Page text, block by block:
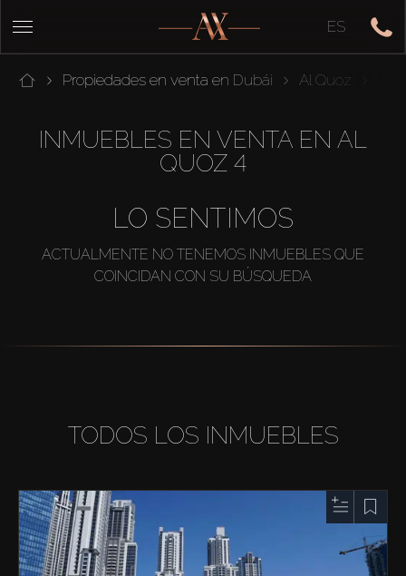
ES
Propiedades en venta en Dubái Al Quoz
INMUEBLES EN VENTA EN AL
QUOZ 4
LO SENTIMOS
ACTUALMENTE NO TENEMOS INMUEBLES QUE
COINCIDAN CON SU BÚSQUEDA
TODOS LOS INMUEBLES